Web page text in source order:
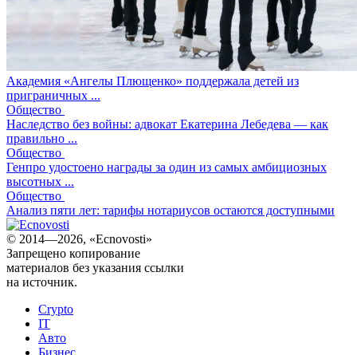
Академия «Ангелы Плющенко» поддержала детей из
приграничных ...
Общество
Наследство без войны: адвокат Екатерина Лебедева — как
правильно ...
Общество
Генпро удостоено награды за один из самых амбициозных
высотных ...
Общество
Анализ пяти лет: тарифы нотариусов остаются доступными
© 2014—2026, «Ecnovosti»
Запрещено копирование
материалов без указания ссылки
на источник.
Crypto
IT
Авто